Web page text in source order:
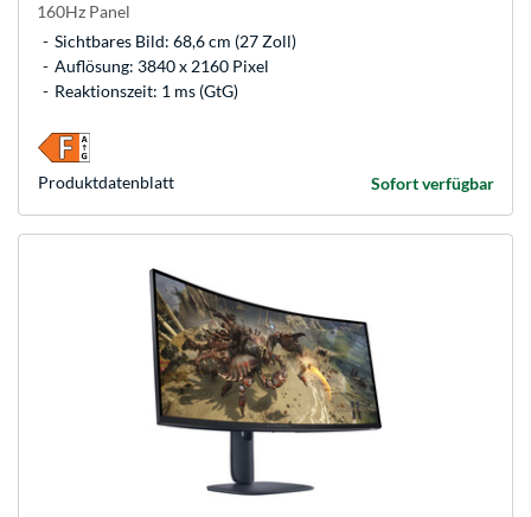
160Hz Panel
Sichtbares Bild: 68,6 cm (27 Zoll)
Auflösung: 3840 x 2160 Pixel
Reaktionszeit: 1 ms (GtG)
Sofort verfügbar
Produkt­datenblatt